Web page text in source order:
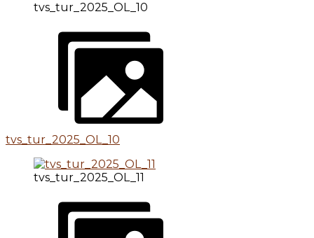
tvs_tur_2025_OL_10
tvs_tur_2025_OL_10
tvs_tur_2025_OL_11